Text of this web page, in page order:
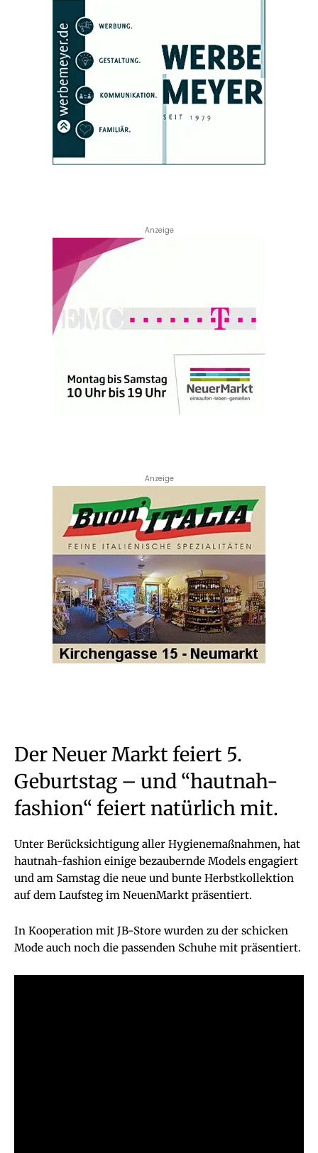
Anzeige
Anzeige
Der Neuer Markt feiert 5.
Geburtstag – und “hautnah-
fashion“ feiert natürlich mit.
Unter Berücksichtigung aller Hygienemaßnahmen, hat
hautnah-fashion einige bezaubernde Models engagiert
und am Samstag die neue und bunte Herbstkollektion
auf dem Laufsteg im NeuenMarkt präsentiert.
In Kooperation mit JB-Store wurden zu der schicken
Mode auch noch die passenden Schuhe mit präsentiert.